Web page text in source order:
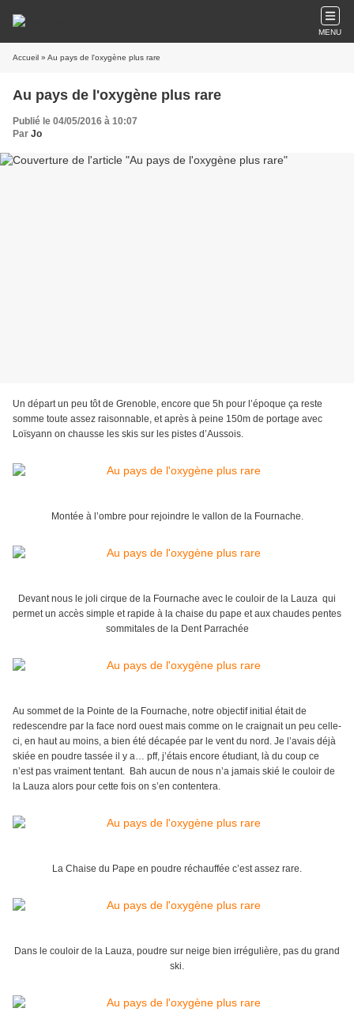
MENU
Accueil » Au pays de l'oxygène plus rare
Au pays de l'oxygène plus rare
Publié le 04/05/2016 à 10:07
Par Jo
Un départ un peu tôt de Grenoble, encore que 5h pour l’époque ça reste
somme toute assez raisonnable, et après à peine 150m de portage avec
Loïsyann on chausse les skis sur les pistes d’Aussois.
Montée à l’ombre pour rejoindre le vallon de la Fournache.
Devant nous le joli cirque de la Fournache avec le couloir de la Lauza qui
permet un accès simple et rapide à la chaise du pape et aux chaudes pentes
sommitales de la Dent Parrachée
Au sommet de la Pointe de la Fournache, notre objectif initial était de
redescendre par la face nord ouest mais comme on le craignait un peu celle-
ci, en haut au moins, a bien été décapée par le vent du nord. Je l’avais déjà
skiée en poudre tassée il y a… pff, j’étais encore étudiant, là du coup ce
n’est pas vraiment tentant. Bah aucun de nous n’a jamais skié le couloir de
la Lauza alors pour cette fois on s’en contentera.
La Chaise du Pape en poudre réchauffée c’est assez rare.
Dans le couloir de la Lauza, poudre sur neige bien irrégulière, pas du grand
ski.